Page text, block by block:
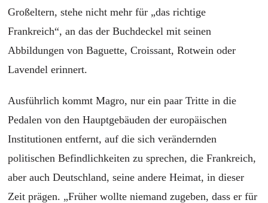
Großeltern, stehe nicht mehr für „das richtige
Frankreich“, an das der Buchdeckel mit seinen
Abbildungen von Baguette, Croissant, Rotwein oder
Lavendel erinnert.
Ausführlich kommt Magro, nur ein paar Tritte in die
Pedalen von den Hauptgebäuden der europäischen
Institutionen entfernt, auf die sich verändernden
politischen Befindlichkeiten zu sprechen, die Frankreich,
aber auch Deutschland, seine andere Heimat, in dieser
Zeit prägen. „Früher wollte niemand zugeben, dass er für